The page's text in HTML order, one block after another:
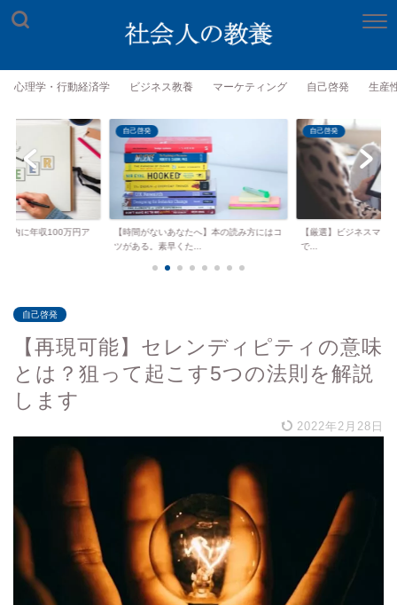
心理学・行動経済学 ビジネス教養 マーケティング 自己啓発 生産
以内に年収100万円ア
自己啓発
【時間がないあなたへ】本の読み方にはコ
ツがある。素早くた...
自己啓発
【厳選】ビジネスマン
で...
自己啓発
【再現可能】セレンディピティの意味
とは？狙って起こす5つの法則を解説
します
2022年2月28日